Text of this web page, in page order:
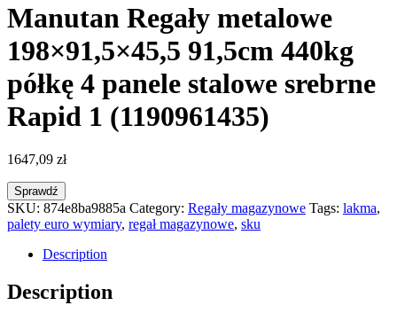
Manutan Regały metalowe
198×91,5×45,5 91,5cm 440kg
półkę 4 panele stalowe srebrne
Rapid 1 (1190961435)
1647,09 zł
Sprawdź
SKU: 874e8ba9885a Category: Regały magazynowe Tags: lakma,
palety euro wymiary, regał magazynowe, sku
Description
Description